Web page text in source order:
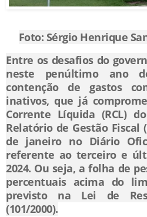
Foto: Sérgio Henrique
Entre os desafios do
neste penúltimo ano
contenção de gastos
inativos, que já
Corrente Líquida (RCL)
Relatório de Gestão Fiscal
de janeiro no Diário
referente ao terceiro e
2024. Ou seja, a folha de
percentuais acima do
previsto na Lei de
(101/2000).